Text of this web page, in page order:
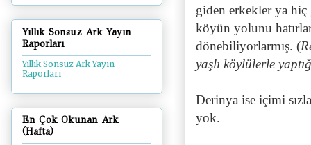
giden erkekler ya hiç
köyün yolunu
dönebiliyorlarmış. (
yaşlı köylülerle
Derinya ise içimi
yok.
Yıllık Sonsuz Ark Yayın
Raporları
Yıllık Sonsuz Ark Yayın
Raporları
En Çok Okunan Ark
(Hafta)